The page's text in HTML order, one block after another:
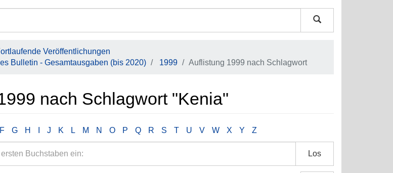
Veröffentlichungen
Bulletin - Gesamtausgaben (bis 2020)
1999 Auflistung 1999 nach Schlagwort
nach Schlagwort "Kenia"
F G H J K L M N O P Q R S T U V W X Y Z
Los